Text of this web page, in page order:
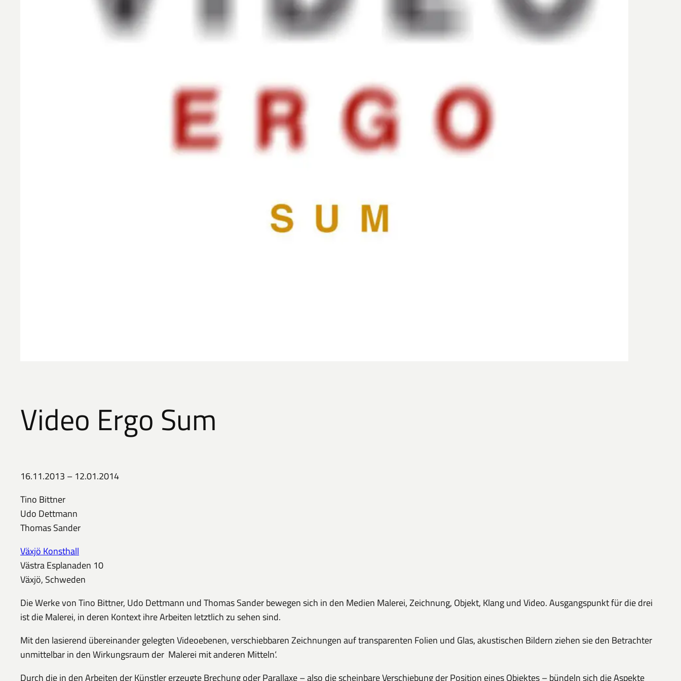
Video Ergo Sum
16.11.2013 – 12.01.2014
Tino Bittner
Udo Dettmann
Thomas Sander
Växjö Konsthall
Västra Esplanaden 10
Växjö, Schweden
Die Werke von Tino Bittner, Udo Dettmann und Thomas Sander bewegen sich in den Medien Malerei, Zeichnung, Objekt, Klang und Video. Ausgangspunkt für die drei
ist die Malerei, in deren Kontext ihre Arbeiten letztlich zu sehen sind.
Mit den lasierend übereinander gelegten Videoebenen, verschiebbaren Zeichnungen auf transparenten Folien und Glas, akustischen Bildern ziehen sie den Betrachter
unmittelbar in den Wirkungsraum der ‚Malerei mit anderen Mitteln‘.
Durch die in den Arbeiten der Künstler erzeugte Brechung oder Parallaxe – also die scheinbare Verschiebung der Position eines Objektes – bündeln sich die Aspekte